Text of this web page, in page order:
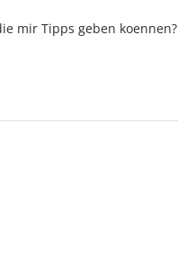
mir Tipps geben koennen?